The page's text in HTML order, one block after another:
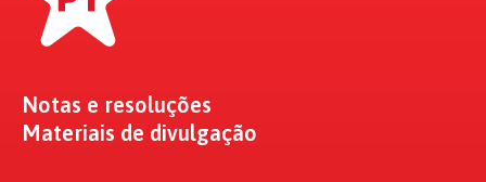
Notas e resoluções
Materiais de divulgação